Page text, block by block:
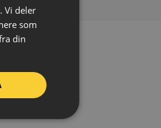
Xylen, Etylbenzen
Vi deler
som
din